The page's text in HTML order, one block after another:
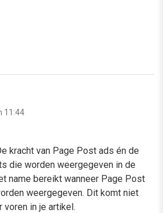
11:44
kracht van Page Post ads én de
die worden weergegeven in de
name bereikt wanneer Page Post
weergegeven. Dit komt niet
voren in je artikel.